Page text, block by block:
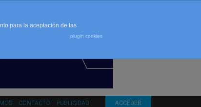
CONTACTO PUBLICIDAD ACCEDER
para la aceptación de las
plugin cookies